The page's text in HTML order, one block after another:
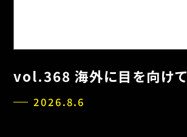
vol.368 海外に目を向けて
2026.8.6